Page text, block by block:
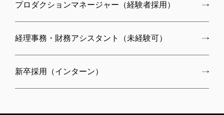
プロダクションマネージャー（経験者採用）
経理事務・財務アシスタント（未経験可）
新卒採用（インターン）